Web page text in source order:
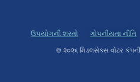
ઉપયોગની શરતો ગોપનીયતા નીતિ
© ૨૦૨૬ મિડલસેક્સ વોટર કંપની,